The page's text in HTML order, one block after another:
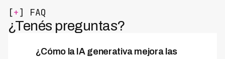
[+] FAQ
¿Tenés preguntas?
¿Cómo la IA generativa mejora las